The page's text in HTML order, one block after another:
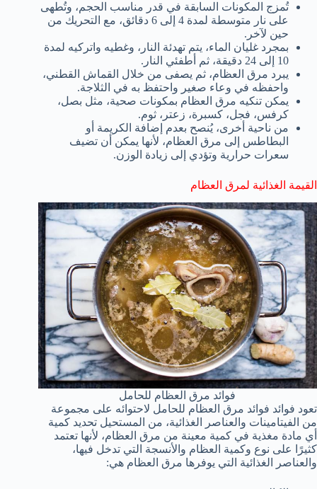
تُمزج المكونات السابقة في قدر مناسب الحجم، وتُطهى
على نار متوسطة لمدة 4 إلى 6 دقائق، مع التحريك من
حين لآخر.
بمجرد غليان الماء، يتم تهدئة النار، وغطيه واتركيه لمدة
10 إلى 24 دقيقة، ثم أطفئي النار.
يبرد مرق العظام، ثم يصفى من خلال القماش القطني،
واحفظه في وعاء صغير واحتفظ به في الثلاجة.
يمكن تنكيه مرق العظام بمكونات صحية، مثل بصل،
كرفس، فجل، كسبرة، زعتر، ثوم.
من ناحية أخرى، يُنصح بعدم إضافة الكريمة أو
البطاطس إلى مرق العظام، لأنها يمكن أن تضيف
سعرات حرارية وتؤدي إلى زيادة الوزن.
القيمة الغذائية لمرق العظام
فوائد مرق العظام للحامل
تعود فوائد فوائد مرق العظام للحامل لاحتوائه على مجموعة
من الفيتامينات والعناصر الغذائية، من المستحيل تحديد كمية
أي مادة مغذية في كمية معينة من مرق العظام، لأنها تعتمد
كثيرًا على نوع وكمية العظام والأنسجة التي تدخل فيها،
والعناصر الغذائية التي يوفرها مرق العظام هي: